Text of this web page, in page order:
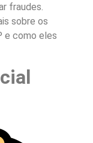
fraudes.
sobre os
e como eles